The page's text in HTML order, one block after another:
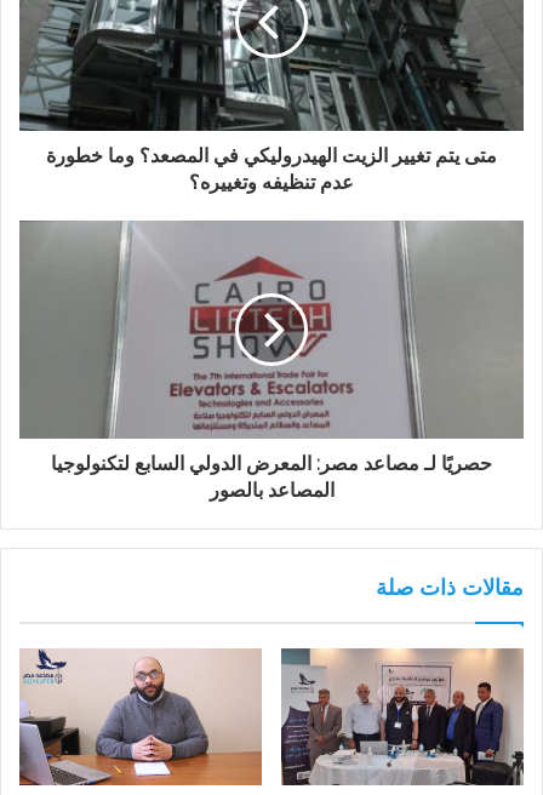
متى يتم تغيير الزيت الهيدروليكي في المصعد؟ وما خطورة
عدم تنظيفه وتغييره؟
حصريًا لـ مصاعد مصر: المعرض الدولي السابع لتكنولوجيا
المصاعد بالصور
مقالات ذات صلة